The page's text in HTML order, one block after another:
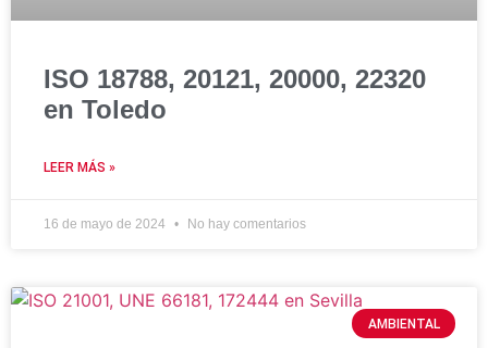
ISO 18788, 20121, 20000, 22320
en Toledo
LEER MÁS »
16 de mayo de 2024 No hay comentarios
AMBIENTAL